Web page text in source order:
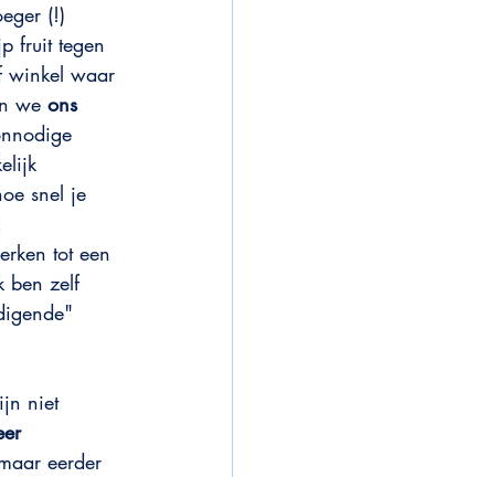
(!)
fruit tegen
winkel waar
we ons
snel je
tot een
ben zelf
niet
eerder